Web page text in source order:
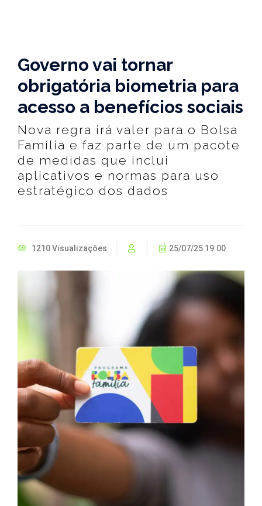
Governo vai tornar
obrigatória biometria para
acesso a benefícios sociais
Nova regra irá valer para o Bolsa
Família e faz parte de um pacote
de medidas que inclui
aplicativos e normas para uso
estratégico dos dados
1210 Visualizações 25/07/25 19:00